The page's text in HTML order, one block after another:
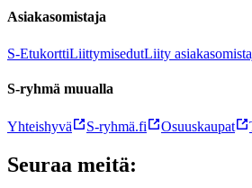
Asiakasomistaja
S-EtukorttiLiittymisedutLiity
S-ryhmä muualla
Yhteishyvä S-ryhmä.fi Osuuskaupat
Seuraa meitä: